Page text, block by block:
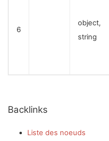
6
object,
string
Backlinks
Liste des noeuds